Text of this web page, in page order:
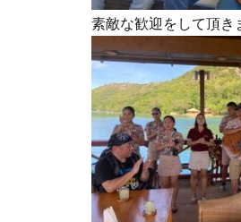
素敵な歓迎をして頂き